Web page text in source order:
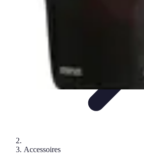
Accessoires